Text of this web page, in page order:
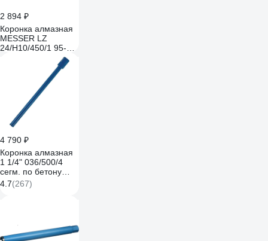
2 894 ₽
Коронка алмазная
MESSER LZ
24/H10/450/1 95-33-
4 790 ₽
Коронка алмазная
1 1/4" 036/500/4
сегм. по бетону
KEOS DC036.500
4.7(267)